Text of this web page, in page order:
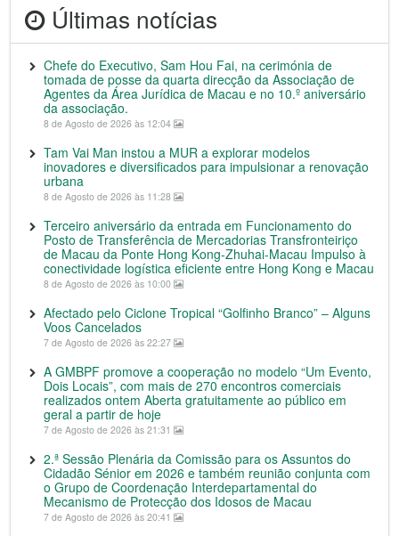
Últimas notícias
Chefe do Executivo, Sam Hou Fai, na cerimónia de
tomada de posse da quarta direcção da Associação de
Agentes da Área Jurídica de Macau e no 10.º aniversário
da associação.
8 de Agosto de 2026 às 12:04
Tam Vai Man instou a MUR a explorar modelos
inovadores e diversificados para impulsionar a renovação
urbana
8 de Agosto de 2026 às 11:28
Terceiro aniversário da entrada em Funcionamento do
Posto de Transferência de Mercadorias Transfronteiriço
de Macau da Ponte Hong Kong-Zhuhai-Macau Impulso à
conectividade logística eficiente entre Hong Kong e Macau
8 de Agosto de 2026 às 10:00
Afectado pelo Ciclone Tropical “Golfinho Branco” – Alguns
Voos Cancelados
7 de Agosto de 2026 às 22:27
A GMBPF promove a cooperação no modelo “Um Evento,
Dois Locais”, com mais de 270 encontros comerciais
realizados ontem Aberta gratuitamente ao público em
geral a partir de hoje
7 de Agosto de 2026 às 21:31
2.ª Sessão Plenária da Comissão para os Assuntos do
Cidadão Sénior em 2026 e também reunião conjunta com
o Grupo de Coordenação Interdepartamental do
Mecanismo de Protecção dos Idosos de Macau
7 de Agosto de 2026 às 20:41